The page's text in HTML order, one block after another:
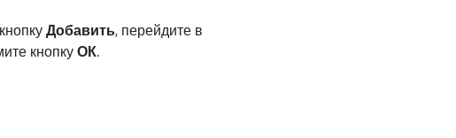
Добавить, перейдите в
кнопкуОК.